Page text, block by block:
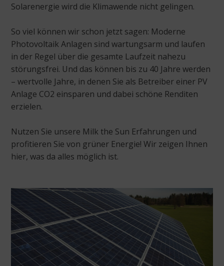
Solarenergie wird die Klimawende nicht gelingen.
So viel können wir schon jetzt sagen: Moderne
Photovoltaik Anlagen sind wartungsarm und laufen
in der Regel über die gesamte Laufzeit nahezu
störungsfrei. Und das können bis zu 40 Jahre werden
– wertvolle Jahre, in denen Sie als Betreiber einer PV
Anlage CO2 einsparen und dabei schöne Renditen
erzielen.
Nutzen Sie unsere Milk the Sun Erfahrungen und
profitieren Sie von grüner Energie! Wir zeigen Ihnen
hier, was da alles möglich ist.